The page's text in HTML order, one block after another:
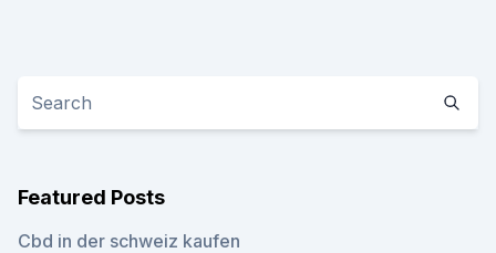
Featured Posts
Cbd in der schweiz kaufen